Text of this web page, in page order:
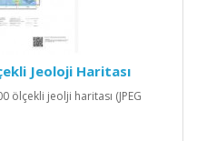
Jeoloji Haritası
ölçekli jeolji haritası (JPEG